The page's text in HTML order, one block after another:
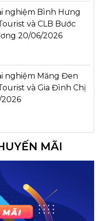
nghiệm Bình Hưng
và CLB Bước
20/06/2026
nghiệm Măng Đen
và Gia Đình Chị
MÃI